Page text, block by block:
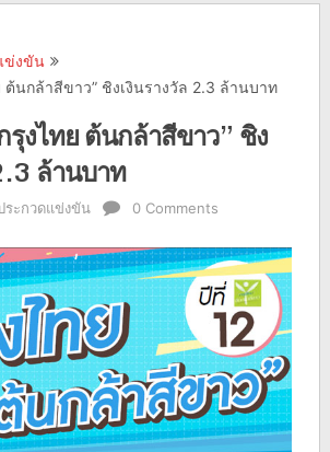
ข่งขัน
ต้นกล้าสีขาว” ชิงเงินรางวัล 2.3 ล้านบาท
รุงไทย ต้นกล้าสีขาว” ชิง
ล้านบาท
ระกวดแข่งขัน 0 Comments